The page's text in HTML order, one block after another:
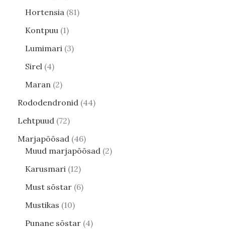
Hortensia 81
Kontpuu 1
Lumimari 3
Sirel 4
Maran 2
Rododendronid 44
Lehtpuud 72
Marjapõõsad 46
Muud marjapõõsad 2
Karusmari 12
Must sõstar 6
Mustikas 10
Punane sõstar 4